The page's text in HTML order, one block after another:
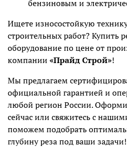
бензиновым и
Ищете износостойкую
строительных работ? Купить
оборудование по цене от
компании «Прайд Строй»!
Мы предлагаем
официальной гарантией и
любой регион России.
сейчас или свяжитесь с
поможем подобрать
глубину реза под ваши задачи!